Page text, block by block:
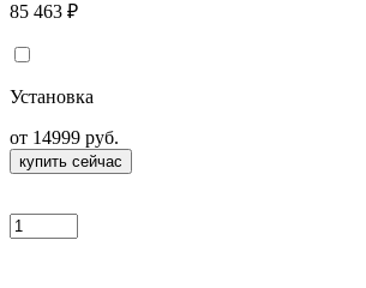
85 463 ₽
Установка
от 14999 руб.
купить сейчас